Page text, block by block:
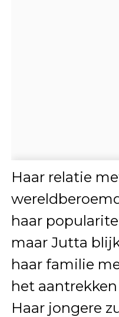
Haar relatie
haar
maar Jutta
haar familie
het
Haar jongere